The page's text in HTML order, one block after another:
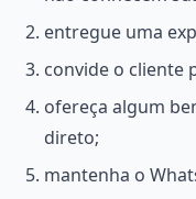
entregue uma
convide o cliente
ofereça algum
direto;
mantenha o